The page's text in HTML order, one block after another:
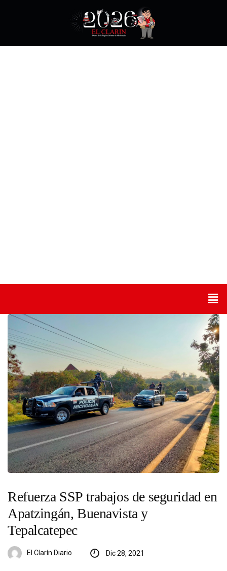
Refuerza SSP trabajos de seguridad en
Apatzingán, Buenavista y
Tepalcatepec
El Clarín Diario Dic 28, 2021